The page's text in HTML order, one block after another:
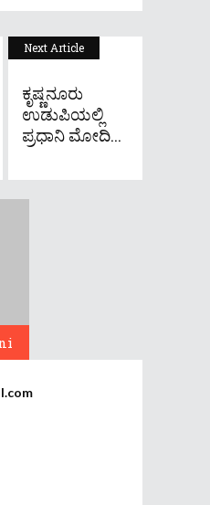
Next Article
ಕೃಷ್ಣನೂರು
ಉಡುಪಿಯಲ್ಲಿ
ಪ್ರಧಾನಿ ಮೋದಿ...